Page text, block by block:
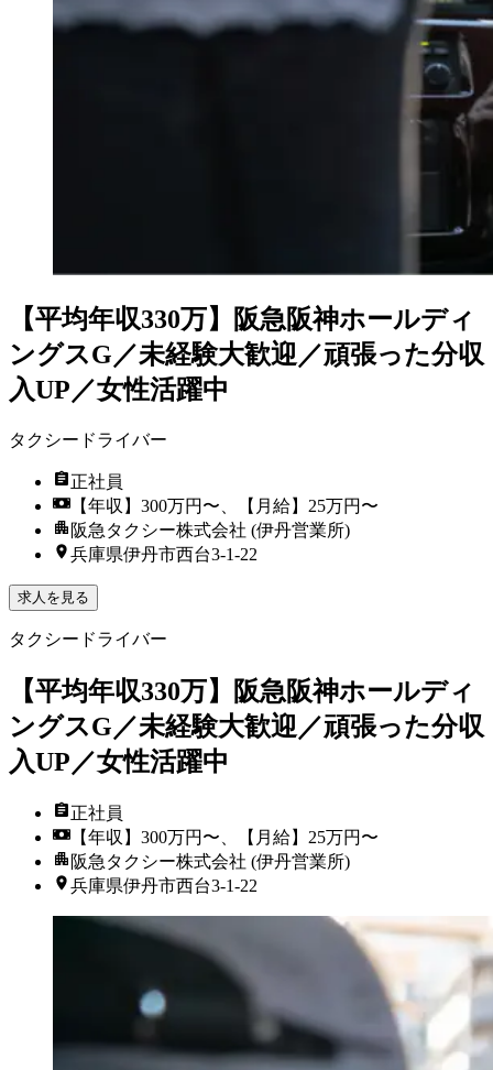
【平均年収330万】阪急阪神ホールディ
ングスG／未経験大歓迎／頑張った分収
入UP／女性活躍中
タクシードライバー
正社員
【年収】300万円〜、【月給】25万円〜
阪急タクシー株式会社 (伊丹営業所)
兵庫県伊丹市西台3-1-22
求人を見る
タクシードライバー
【平均年収330万】阪急阪神ホールディ
ングスG／未経験大歓迎／頑張った分収
入UP／女性活躍中
正社員
【年収】300万円〜、【月給】25万円〜
阪急タクシー株式会社 (伊丹営業所)
兵庫県伊丹市西台3-1-22